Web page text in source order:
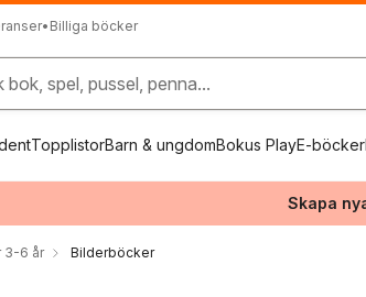
• Billiga böcker
bok, spel, pussel, penna...
TopplistorBarn & ungdomBokus PlayE-böcker
Skapa
3-6 år Bilderböcker